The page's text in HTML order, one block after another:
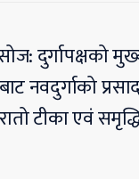
दुर्गापक्षको
नवदुर्गाको
टीका एवं